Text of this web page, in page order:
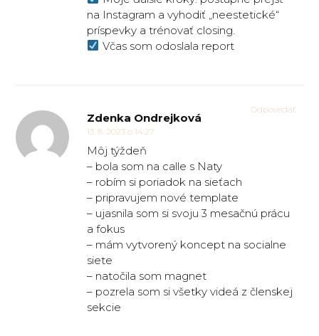
na Instagram a vyhodiť „neestetické“
príspevky a trénovať closing.
Včas som odoslala report
Zdenka Ondrejková
13. 8. 2023 o 14:27
Môj týždeň
– bola som na calle s Naty
– robím si poriadok na sieťach
– pripravujem nové template
– ujasnila som si svoju 3 mesačnú prácu
a fokus
– mám vytvorený koncept na socialne
siete
– natočila som magnet
– pozrela som si všetky videá z členskej
sekcie
Odpovedať